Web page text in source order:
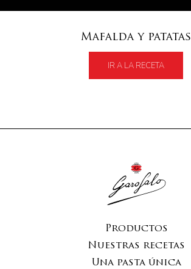
Mafalda y patatas
IR A LA RECETA
Productos
Nuestras recetas
Una pasta única